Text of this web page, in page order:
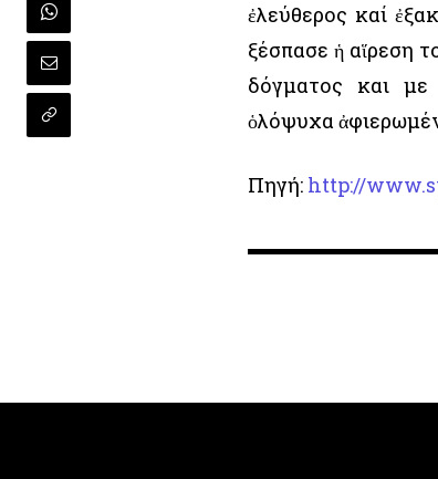
ἐλεύθερος καί
ξέσπασε ἡ αἵρεση
δόγματος και με
ὁλόψυχα
Πηγή: http://